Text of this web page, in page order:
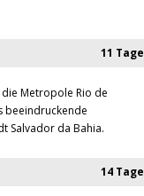
11 Tage
Metropole Rio de
beeindruckende
Salvador da Bahia.
14 Tage